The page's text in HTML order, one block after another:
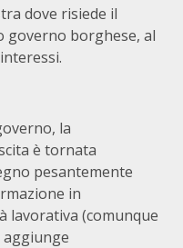
dove risiede il
governo borghese, al
la
è tornata
pesantemente
in
lavorativa (comunque
aggiunge